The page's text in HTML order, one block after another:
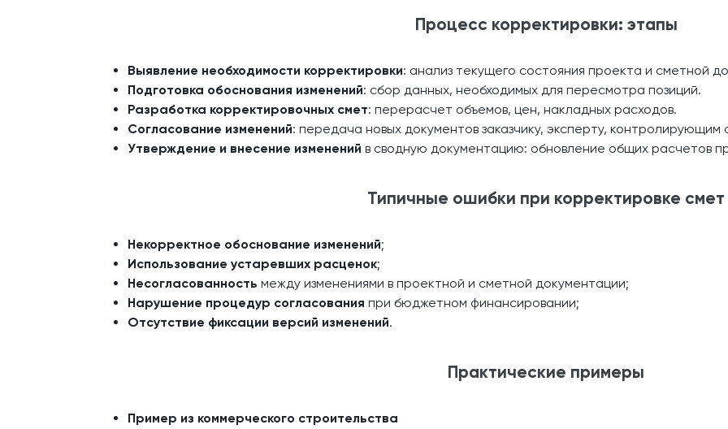
Процесс корректировки: этапы
Выявление необходимости корректировки: анализ текущего состояния проекта и сметной
Подготовка обоснования изменений: сбор данных, необходимых для пересмотра позиций.
Разработка корректировочных смет: перерасчет объемов, цен, накладных расходов.
Согласование изменений: передача новых документов заказчику, эксперту, контролирующим
Утверждение и внесение изменений в сводную документацию: обновление общих расчетов
Типичные ошибки при корректировке смет
Некорректное обоснование изменений;
Использование устаревших расценок;
Несогласованность между изменениями в проектной и сметной документации;
Нарушение процедур согласования при бюджетном финансировании;
Отсутствие фиксации версий изменений.
Практические примеры
Пример из коммерческого строительства